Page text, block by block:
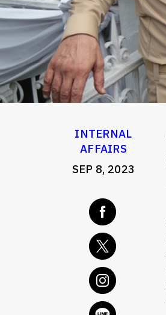
INTERNAL
AFFAIRS
SEP 8, 2023